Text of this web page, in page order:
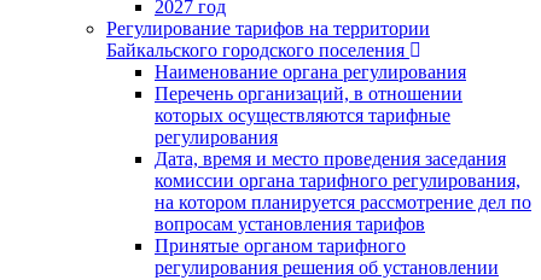
2027 год
Регулирование тарифов на территории
Байкальского городского поселения
Наименование органа регулирования
Перечень организаций, в отношении
которых осуществляются тарифные
регулирования
Дата, время и место проведения заседания
комиссии органа тарифного регулирования,
на котором планируется рассмотрение дел по
вопросам установления тарифов
Принятые органом тарифного
регулирования решения об установлении